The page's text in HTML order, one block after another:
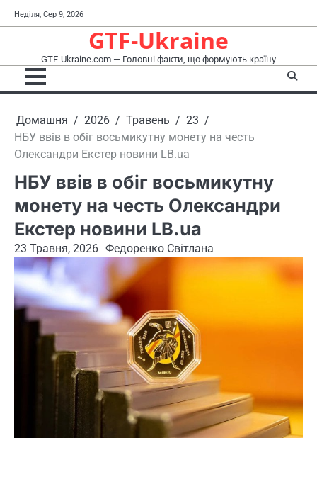
до
Неділя, Сер 9, 2026
GTF-Ukraine
GTF-Ukraine.com — Головні факти, що формують країну
Домашня 2026 Травень
23
НБУ ввів в обіг восьмикутну монету на честь
Олександри Екстер новини LB.ua
НБУ ввів в обіг восьмикутну
монету на честь Олександри
Екстер новини LB.ua
23 Травня, 2026 Федоренко Світлана